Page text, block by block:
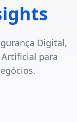
Digital,
para